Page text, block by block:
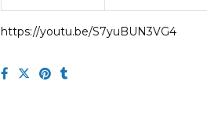
https://youtu.be/S7yuBUN3VG4